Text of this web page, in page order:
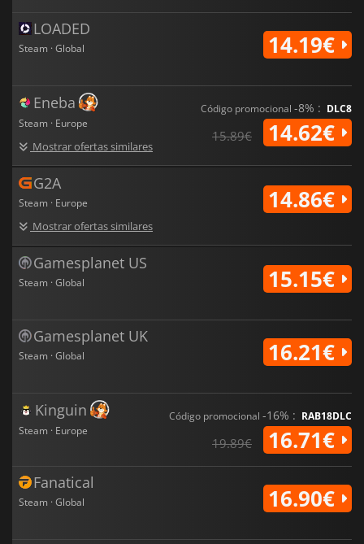
Requer o jogo base
LOADED
Steam · Global 14.19€
Eneba
Steam · Europe
Mostrar ofertas similares
Código promocional -8% : DLC8
15.89€ 14.62€
G2A
Steam · Europe
Mostrar ofertas similares
14.86€
Gamesplanet US
Steam · Global 15.15€
Gamesplanet UK
Steam · Global 16.21€
Kinguin
Steam · Europe
Código promocional -16% : RAB18DLC
19.89€ 16.71€
Fanatical
Steam · Global 16.90€